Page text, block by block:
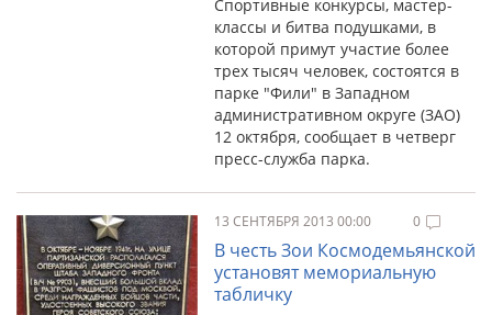
Спортивные конкурсы, мастер-
классы и битва подушками, в
которой примут участие более
трех тысяч человек, состоятся в
парке "Фили" в Западном
административном округе (ЗАО)
12 октября, сообщает в четверг
пресс-служба парка.
13 СЕНТЯБРЯ 2013 00:00 0
В честь Зои Космодемьянской
установят мемориальную
табличку